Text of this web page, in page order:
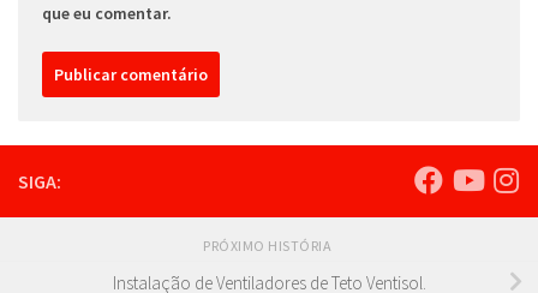
que eu comentar.
SIGA:
PRÓXIMO HISTÓRIA
Instalação de Ventiladores de Teto Ventisol.